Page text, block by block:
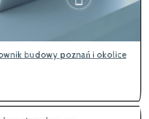
budowy poznań i okolice